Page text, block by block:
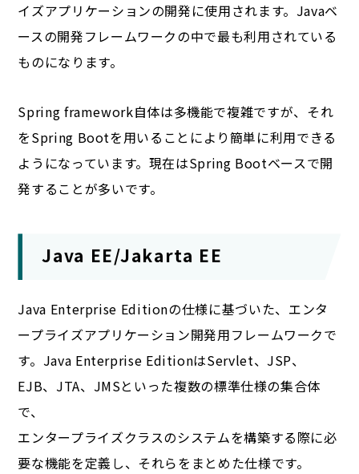
イズアプリケーションの開発に使用されます。Javaベ
ースの開発フレームワークの中で最も利用されている
ものになります。
Spring framework自体は多機能で複雑ですが、それ
をSpring Bootを用いることにより簡単に利用できる
ようになっています。現在はSpring Bootベースで開
発することが多いです。
Java EE/Jakarta EE
Java Enterprise Editionの仕様に基づいた、エンタ
ープライズアプリケーション開発用フレームワークで
す。Java Enterprise EditionはServlet、JSP、
EJB、JTA、JMSといった複数の標準仕様の集合体
で、
エンタープライズクラスのシステムを構築する際に必
要な機能を定義し、それらをまとめた仕様です。